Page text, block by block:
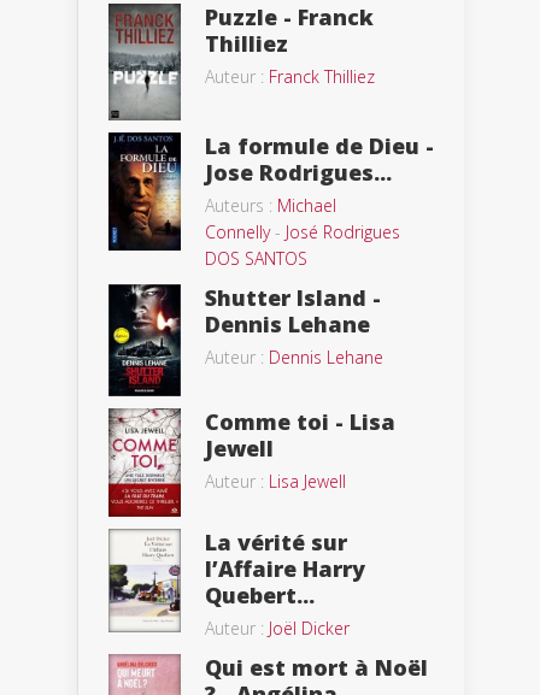
Puzzle - Franck
Thilliez
Auteur : Franck Thilliez
La formule de Dieu -
Jose Rodrigues...
Auteurs : Michael
Connelly- José Rodrigues
DOS SANTOS
Shutter Island -
Dennis Lehane
Auteur : Dennis Lehane
Comme toi - Lisa
Jewell
Auteur : Lisa Jewell
La vérité sur
l’Affaire Harry
Quebert...
Auteur : Joël Dicker
Qui est mort à Noël